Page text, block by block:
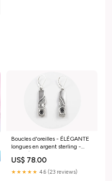
Boucles d'oreilles - ÉLÉGANTE
longues en argent sterling -
US$ 78.00
★★★★★ 4.6 (23 reviews)